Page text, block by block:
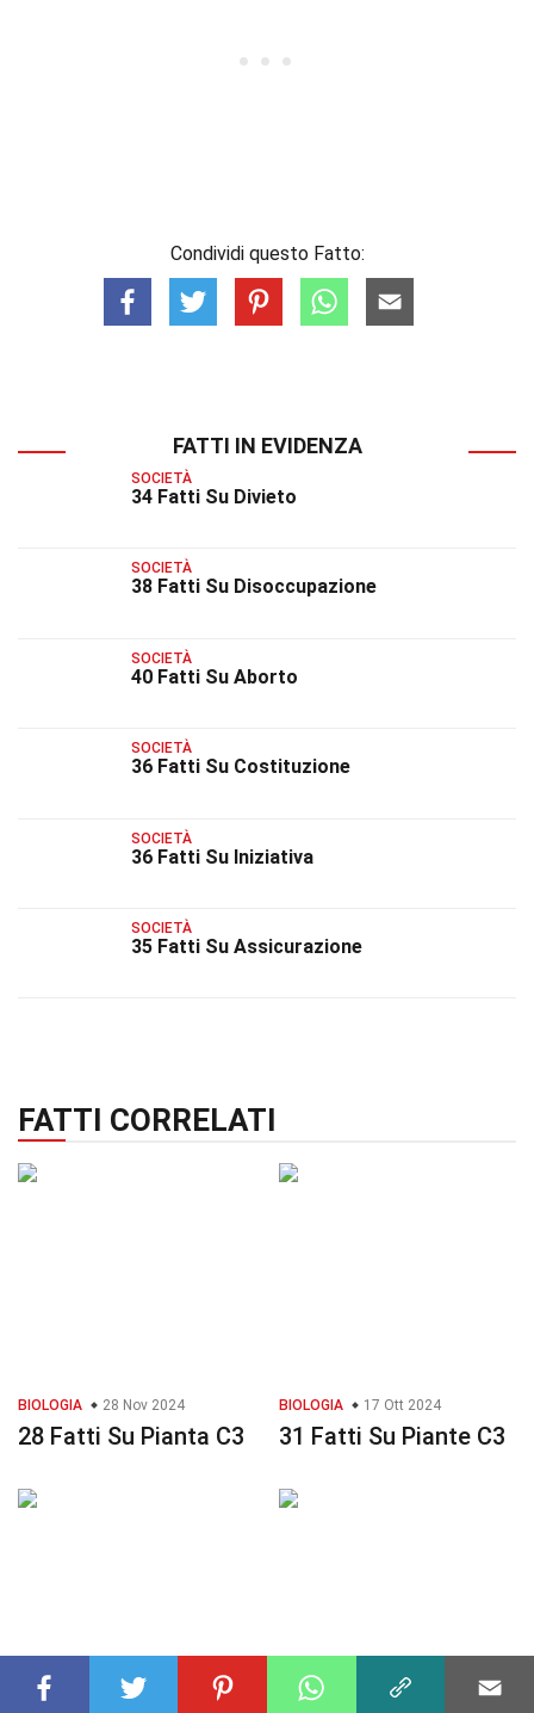
Condividi questo Fatto:
FATTI IN EVIDENZA
SOCIETÀ
34 Fatti Su Divieto
SOCIETÀ
38 Fatti Su Disoccupazione
SOCIETÀ
40 Fatti Su Aborto
SOCIETÀ
36 Fatti Su Costituzione
SOCIETÀ
36 Fatti Su Iniziativa
SOCIETÀ
35 Fatti Su Assicurazione
FATTI CORRELATI
BIOLOGIA 28 Nov 2024
28 Fatti Su Pianta C3
BIOLOGIA 17 Ott 2024
31 Fatti Su Piante C3